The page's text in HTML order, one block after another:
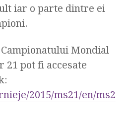
iar o parte dintre ei
Mondial
21 pot fi accesate
2015/ms21/en/ms2